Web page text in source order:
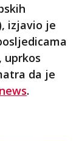
izjavio je
uprkos
da je
.